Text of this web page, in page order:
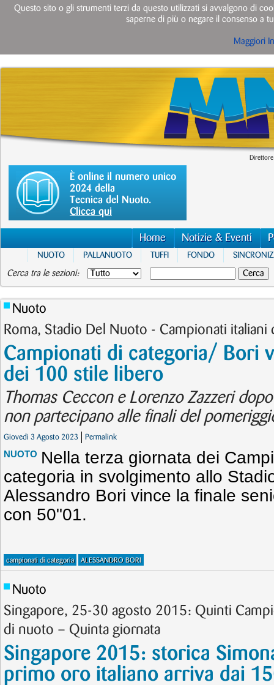
È online il numero unico
2024 della
Tecnica del Nuoto.
Clicca qui
Home Notizie & Eventi
NUOTO PALLANUOTO TUFFI FONDO
Cerca tra le sezioni:
Nuoto
Roma, Stadio Del Nuoto - Campionati italiani
Campionati di categoria/ Bori
dei 100 stile libero
Thomas Ceccon e Lorenzo Zazzeri
non partecipano alle finali del
Giovedì 3 Agosto 2023 Permalink
NUOTO Nella terza giornata dei
categoria in svolgimento allo
Alessandro Bori vince la finale
con 50"01.
campionati di categoria ALESSANDRO BORI
Nuoto
Singapore, 25-30 agosto 2015: Quinti
di nuoto – Quinta giornata
Singapore 2015: storica
primo oro italiano arriva dai
Questo sito o gli strumenti terzi da questo utilizzati si avvalgono di
saperne di più o negare il consenso a
Maggiori